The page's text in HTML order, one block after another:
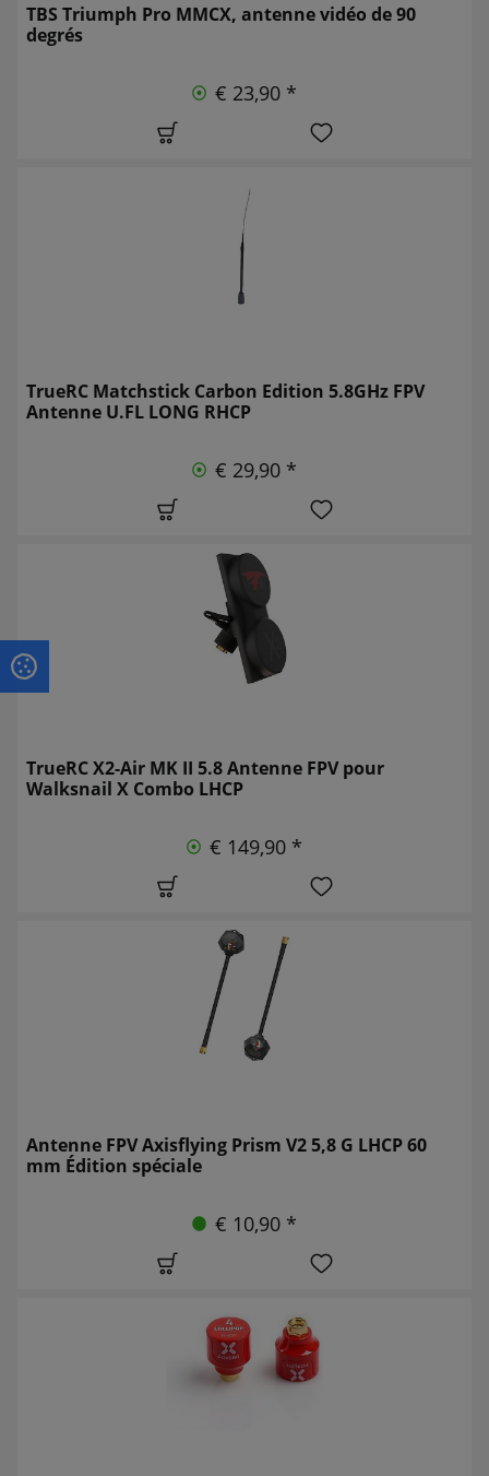
TBS Triumph Pro MMCX, antenne vidéo de 90
degrés
€ 23,90 *
TrueRC Matchstick Carbon Edition 5.8GHz FPV
Antenne U.FL LONG RHCP
€ 29,90 *
TrueRC X2-Air MK II 5.8 Antenne FPV pour
Walksnail X Combo LHCP
€ 149,90 *
Antenne FPV Axisflying Prism V2 5,8 G LHCP 60
mm Édition spéciale
€ 10,90 *